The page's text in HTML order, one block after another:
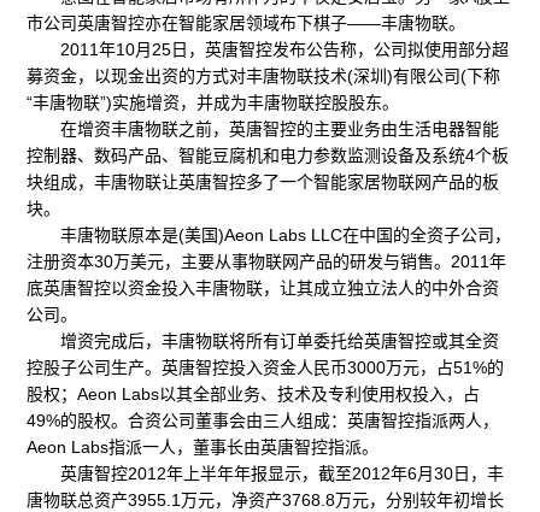
市公司英唐智控亦在智能家居领域布下棋子——丰唐物联。
2011年10月25日，英唐智控发布公告称，公司拟使用部分超
募资金，以现金出资的方式对丰唐物联技术(深圳)有限公司(下称
“丰唐物联”)实施增资，并成为丰唐物联控股股东。
在增资丰唐物联之前，英唐智控的主要业务由生活电器智能
控制器、数码产品、智能豆腐机和电力参数监测设备及系统4个板
块组成，丰唐物联让英唐智控多了一个智能家居物联网产品的板
块。
丰唐物联原本是(美国)Aeon Labs LLC在中国的全资子公司，
注册资本30万美元，主要从事物联网产品的研发与销售。2011年
底英唐智控以资金投入丰唐物联，让其成立独立法人的中外合资
公司。
增资完成后，丰唐物联将所有订单委托给英唐智控或其全资
控股子公司生产。英唐智控投入资金人民币3000万元，占51%的
股权；Aeon Labs以其全部业务、技术及专利使用权投入，占
49%的股权。合资公司董事会由三人组成：英唐智控指派两人，
Aeon Labs指派一人，董事长由英唐智控指派。
英唐智控2012年上半年年报显示，截至2012年6月30日，丰
唐物联总资产3955.1万元，净资产3768.8万元，分别较年初增长